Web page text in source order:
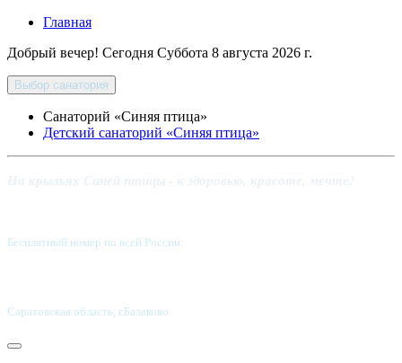
Главная
Добрый вечер! Сегодня Суббота 8 августа 2026 г.
Выбор санатория
Санаторий «Синяя птица»
Детский санаторий «Синяя птица»
Бесплатный номер по всей России:
Саратовская область, г.Балаково